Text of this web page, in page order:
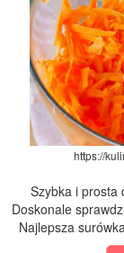
https://
Szybka i prosta
Doskonale
Najlepsza